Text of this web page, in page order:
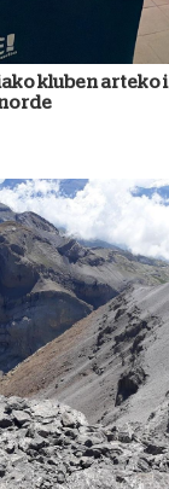
kluben arteko